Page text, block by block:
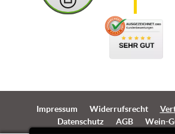
Impressum Widerrufsrecht
Datenschutz
AGB Wein-